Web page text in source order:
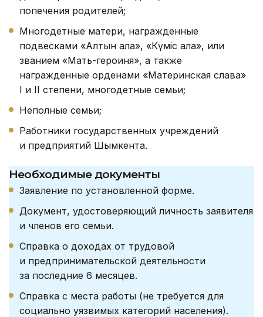
попечения родителей;
Многодетные матери, награжденные
подвесками «Алтын алқа», «Күміс алқа», или
званием «Мать-героиня», а также
награжденные орденами «Материнская слава»
I и II степени, многодетные семьи;
Неполные семьи;
Работники государственных учреждений
и предприятий Шымкента.
Необходимые документы
Заявление по установленной форме.
Документ, удостоверяющий личность заявителя
и членов его семьи.
Справка о доходах от трудовой
и предпринимательской деятельности
за последние 6 месяцев.
Справка с места работы (не требуется для
социально уязвимых категорий населения).